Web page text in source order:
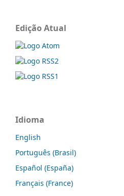
Edição Atual
Idioma
English
Português (Brasil)
Español (España)
Français (France)